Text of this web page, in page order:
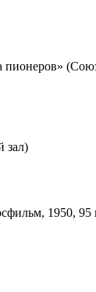
зал)
1950,